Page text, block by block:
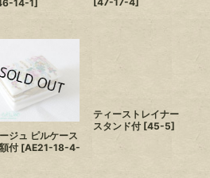
14-1]
[47-17-4]
ジュ ピルケース
付 [AE21-18-4-
ティーストレイナー
スタンド付 [45-5]